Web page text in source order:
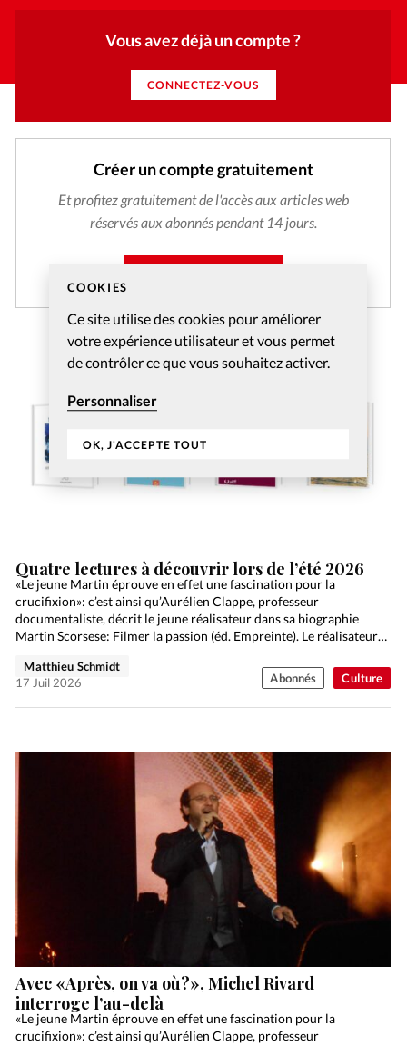
COOKIES
Ce site utilise des cookies pour améliorer
votre expérience utilisateur et vous permet
de contrôler ce que vous souhaitez activer.
Personnaliser
OK, J'ACCEPTE TOUT
Vous avez déjà un compte ?
CONNECTEZ-VOUS
Créer un compte gratuitement
Et profitez gratuitement de l'accès aux articles web
réservés aux abonnés pendant 14 jours.
Culture
Quatre lectures à découvrir lors de l’été 2026
«Le jeune Martin éprouve en effet une fascination pour la
crucifixion»: c’est ainsi qu’Aurélien Clappe, professeur
documentaliste, décrit le jeune réalisateur dans sa biographie
Martin Scorsese: Filmer la passion (éd. Empreinte). Le réalisateur
Matthieu Schmidt
17 Juil 2026
Abonnés
Avec «Après, on va où?», Michel Rivard
interroge l’au-delà
«Le jeune Martin éprouve en effet une fascination pour la
crucifixion»: c’est ainsi qu’Aurélien Clappe, professeur